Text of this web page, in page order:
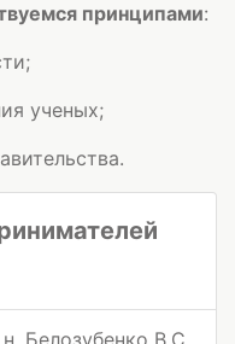
принципами:
ученых;
Белозубенко В.С.